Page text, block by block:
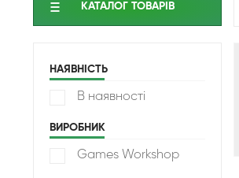
КАТАЛОГ ТОВАРIВ
НАЯВНІСТЬ
В наявності
ВИРОБНИК
Games Workshop